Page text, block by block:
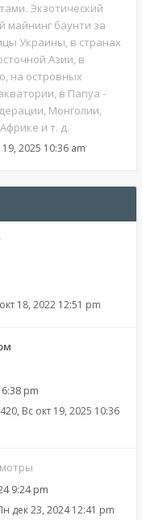
Экзотический
майнинг баунти за
Украины, в странах
Азии, в
на островных
в Папуа -
Монголии,
и т. д.
19, 2025 10:36 am
18, 2022 12:51 pm
pm
, Вс окт 19, 2025 10:36
9:24 pm
дек 23, 2024 12:41 pm